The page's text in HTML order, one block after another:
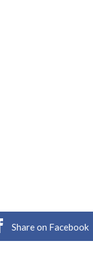
Share on Facebook